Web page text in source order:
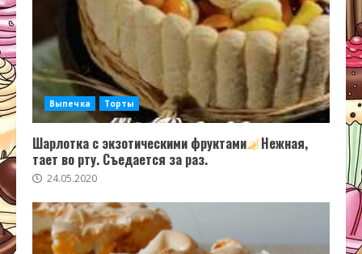
Выпечка Торты
Шарлотка с экзотическими фруктами
Нежная,
тает во рту. Съедается за раз.
24.05.2020